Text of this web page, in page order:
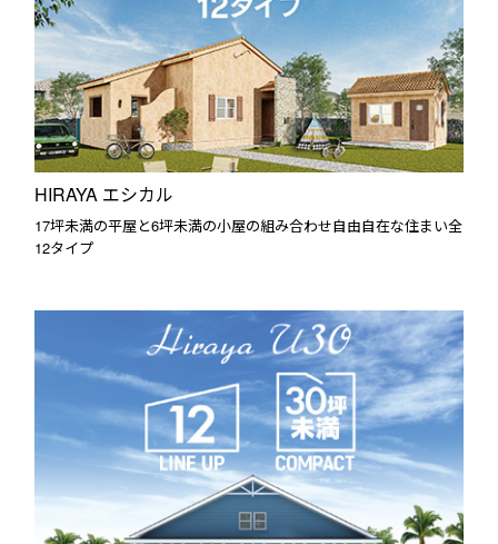
HIRAYA エシカル
17坪未満の平屋と6坪未満の小屋の組み合わせ自由自在な住まい全
12タイプ